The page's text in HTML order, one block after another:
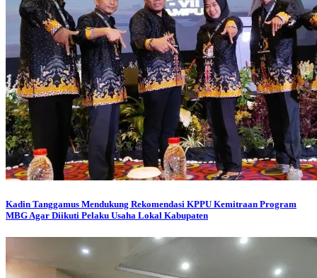
Kadin Tanggamus Mendukung Rekomendasi KPPU Kemitraan Program
MBG Agar Diikuti Pelaku Usaha Lokal Kabupaten